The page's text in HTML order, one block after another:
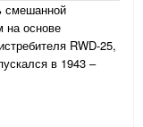
смешанной
на основе
RWD-25,
в 1943 –